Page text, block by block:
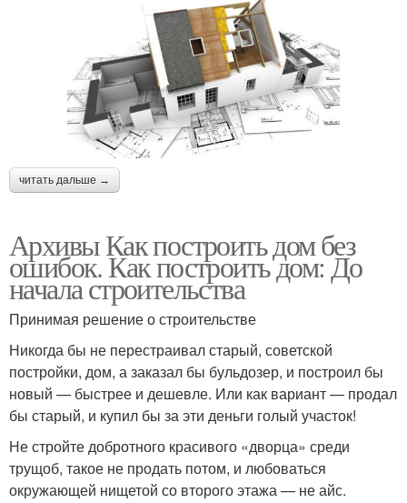
читать дальше →
Архивы Как построить дом без
ошибок. Как построить дом: До
начала строительства
Принимая решение о строительстве
Никогда бы не перестраивал старый, советской
постройки, дом, а заказал бы бульдозер, и построил бы
новый — быстрее и дешевле. Или как вариант — продал
бы старый, и купил бы за эти деньги голый участок!
Не стройте добротного красивого «дворца» среди
трущоб, такое не продать потом, и любоваться
окружающей нищетой со второго этажа — не айс.